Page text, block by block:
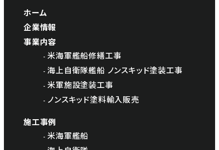
ホーム
企業情報
事業内容
米海軍艦船修繕工事
海上自衛隊艦船 ノンスキッド塗装工事
米軍施設塗装工事
ノンスキッド塗料輸入販売
施工事例
米海軍艦船